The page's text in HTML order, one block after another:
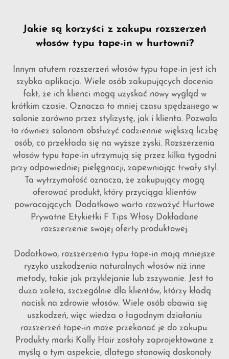
Jakie są korzyści z zakupu rozszerzeń
włosów typu tape-in w hurtowni?
Innym atutem rozszerzeń włosów typu tape-in jest ich
szybka aplikacja. Wiele osób zakupujących docenia
fakt, że ich klienci mogą uzyskać nowy wygląd w
krótkim czasie. Oznacza to mniej czasu spędzанego w
salonie zarówno przez stylizystę, jak i klienta. Pozwala
to również salonom obsłużyć codziennie większą liczbę
osób, co przekłada się na wyższe zyski. Rozszerzenia
włosów typu tape-in utrzymują się przez kilka tygodni
przy odpowiedniej pielęgnacji, zapewniając trwały styl.
Ta wytrzymałość oznacza, że zakupujący mogą
oferować produkt, który przyciąga klientów
powracających. Dodatkowo warto rozważyć Hurtowe
Prywatne Etykietki F Tips Włosy Dokładane
rozszerzenie swojej oferty produktowej.
Dodatkowo, rozszerzenia typu tape-in mają mniejsze
ryzyko uszkodzenia naturalnych włosów niż inne
metody, takie jak przyklejanie lub zszywanie. Jest to
duża zaleta, szczególnie dla klientów, którzy kładą
nacisk na zdrowie włosów. Wiele osób obawia się
uszkodzeń, więc wiedza o łagodnym działaniu
rozszerzeń tape-in może przekonać je do zakupu.
Produkty marki Kally Hair zostały zaprojektowane z
myślą o tym aspekcie, dlatego stanowią doskonały